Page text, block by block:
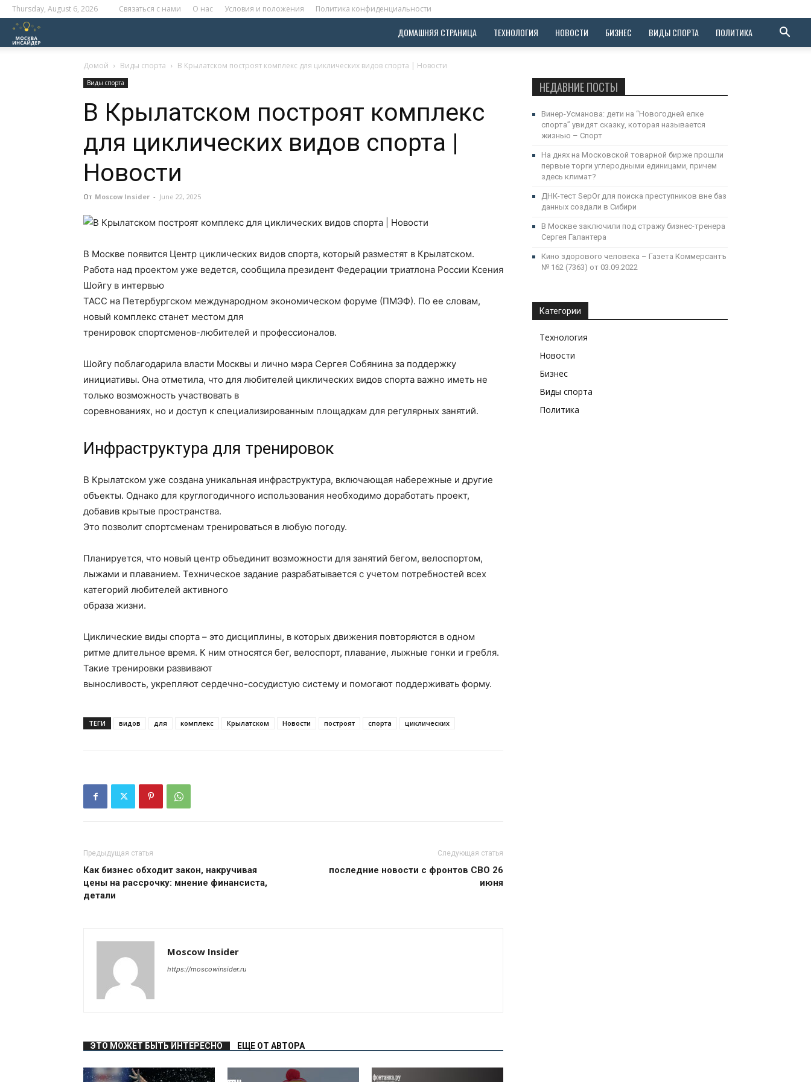
Thursday, August 6, 2026 Связаться с нами О нас Условия и положения Политика конфиденциальности
ДОМАШНЯЯ СТРАНИЦА ТЕХНОЛОГИЯ НОВОСТИ БИЗНЕС ВИДЫ СПОРТА ПОЛИТИКА
Домой Виды спорта В Крылатском построят комплекс для циклических видов спорта | Новости
Виды спорта
В Крылатском построят комплекс
для циклических видов спорта |
Новости
От Moscow Insider - June 22, 2025
В Москве появится Центр циклических видов спорта, который разместят в Крылатском.
Работа над проектом уже ведется, сообщила президент Федерации триатлона России Ксения
Шойгу в интервью
ТАСС на Петербургском международном экономическом форуме (ПМЭФ). По ее словам,
новый комплекс станет местом для
тренировок спортсменов-любителей и профессионалов.
Шойгу поблагодарила власти Москвы и лично мэра Сергея Собянина за поддержку
инициативы. Она отметила, что для любителей циклических видов спорта важно иметь не
только возможность участвовать в
соревнованиях, но и доступ к специализированным площадкам для регулярных занятий.
Инфраструктура для тренировок
В Крылатском уже создана уникальная инфраструктура, включающая набережные и другие
объекты. Однако для круглогодичного использования необходимо доработать проект,
добавив крытые пространства.
Это позволит спортсменам тренироваться в любую погоду.
Планируется, что новый центр объединит возможности для занятий бегом, велоспортом,
лыжами и плаванием. Техническое задание разрабатывается с учетом потребностей всех
категорий любителей активного
образа жизни.
Циклические виды спорта – это дисциплины, в которых движения повторяются в одном
ритме длительное время. К ним относятся бег, велоспорт, плавание, лыжные гонки и гребля.
Такие тренировки развивают
выносливость, укрепляют сердечно-сосудистую систему и помогают поддерживать форму.
ТЕГИ видов для комплекс Крылатском Новости построят спорта циклических
Предыдущая статья
Как бизнес обходит закон, накручивая
цены на рассрочку: мнение финансиста,
детали
Следующая статья
последние новости с фронтов СВО 26
июня
Moscow Insider
https://moscowinsider.ru
ЭТО МОЖЕТ БЫТЬ ИНТЕРЕСНО ЕЩЕ ОТ АВТОРА
НЕДАВНИЕ ПОСТЫ
Винер-Усманова: дети на “Новогодней елке
спорта” увидят сказку, которая называется
жизнью – Спорт
На днях на Московской товарной бирже прошли
первые торги углеродными единицами, причем
здесь климат?
ДНК-тест SepOr для поиска преступников вне баз
данных создали в Сибири
В Москве заключили под стражу бизнес-тренера
Сергея Галантера
Кино здорового человека – Газета Коммерсантъ
№ 162 (7363) от 03.09.2022
Категории
Технология
Новости
Бизнес
Виды спорта
Политика